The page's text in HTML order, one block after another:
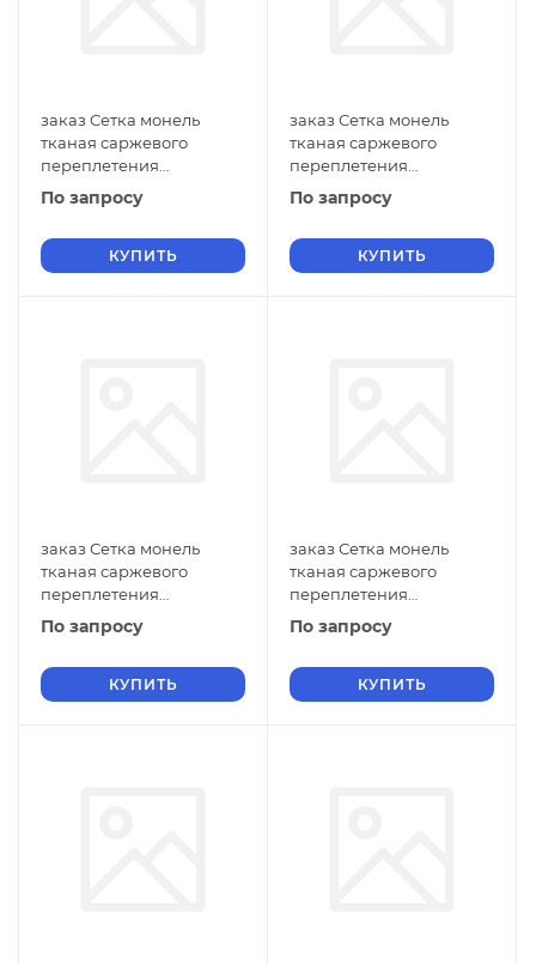
заказ Сетка монель
тканая саржевого
переплетения
двусторонняя
фильтровая 1х0,14 мм
ячейки
По запросу
КУПИТЬ
заказ Сетка монель
тканая саржевого
переплетения
двусторонняя
фильтровая 0,9х0,6 мм
ячейки
По запросу
КУПИТЬ
заказ Сетка монель
тканая саржевого
переплетения
двусторонняя
фильтровая 0,9х0,5 мм
ячейки
По запросу
КУПИТЬ
заказ Сетка монель
тканая саржевого
переплетения
двусторонняя
фильтровая 0,9х0,4 мм
ячейки
По запросу
КУПИТЬ